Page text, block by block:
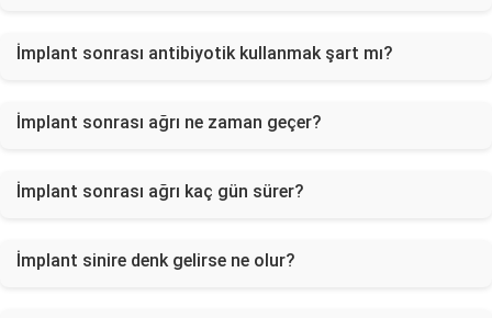
İmplant sonrası antibiyotik kullanmak şart mı?
İmplant sonrası ağrı ne zaman geçer?
İmplant sonrası ağrı kaç gün sürer?
İmplant sinire denk gelirse ne olur?